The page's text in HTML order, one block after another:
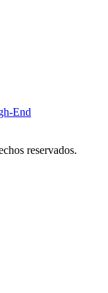
End
reservados.